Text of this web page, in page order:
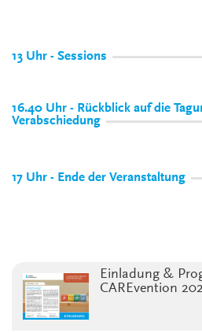
13 Uhr - Sessions
16.40 Uhr - Rückblick auf die
Verabschiedung
17 Uhr - Ende der Veranstaltung
Einladung &
CAREvention